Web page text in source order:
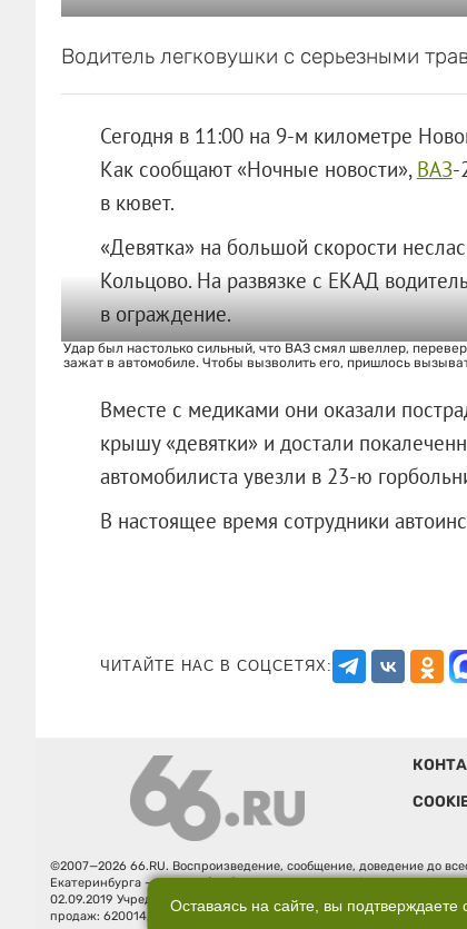
Водитель легковушки с серьезными
Сегодня в 11:00 на 9-м километре
Как сообщают «Ночные новости», ВАЗ-
в кювет.
«Девятка» на большой скорости
Кольцово. На развязке с ЕКАД
в ограждение.
Удар был настолько сильный, что ВАЗ смял швеллер,
зажат в автомобиле. Чтобы вызволить его, пришлось
Вместе с медиками они оказали
крышу «девятки» и достали
автомобилиста увезли в 23-ю
В настоящее время сотрудники
ЧИТАЙТЕ НАС В СОЦСЕТЯХ:
©2007—2026 66.RU. Воспроизведение, сообщение, доведение до
Екатеринбурга — «66.ru» (18+) зарегистрировано Федеральной
02.09.2019 Учредитель: Общество с ограниченной
продаж: 620014, Свердловская обл., г. Екатеринбург, ул. Бориса
Оставаясь на сайте, вы подтверждаете